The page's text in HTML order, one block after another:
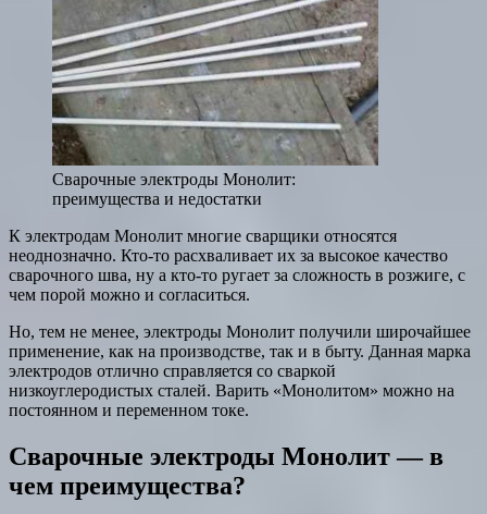
Сварочные электроды Монолит:
преимущества и недостатки
К электродам Монолит многие сварщики относятся
неоднозначно. Кто-то расхваливает их за высокое качество
сварочного шва, ну а кто-то ругает за сложность в розжиге, с
чем порой можно и согласиться.
Но, тем не менее, электроды Монолит получили широчайшее
применение, как на производстве, так и в быту. Данная марка
электродов отлично справляется со сваркой
низкоуглеродистых сталей. Варить «Монолитом» можно на
постоянном и переменном токе.
Сварочные электроды Монолит — в
чем преимущества?